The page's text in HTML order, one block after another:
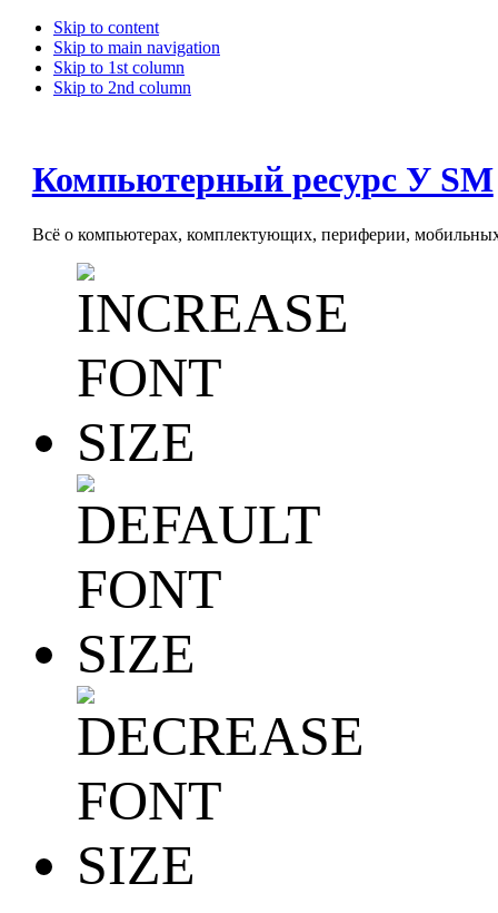
Skip to content
Skip to main navigation
Skip to 1st column
Skip to 2nd column
Компьютерный ресурс У SM
Всё о компьютерах, комплектующих, периферии, мобильных